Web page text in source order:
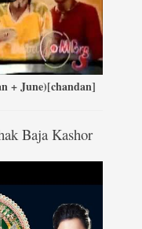
+ June)[chandan]
Baja Kashor